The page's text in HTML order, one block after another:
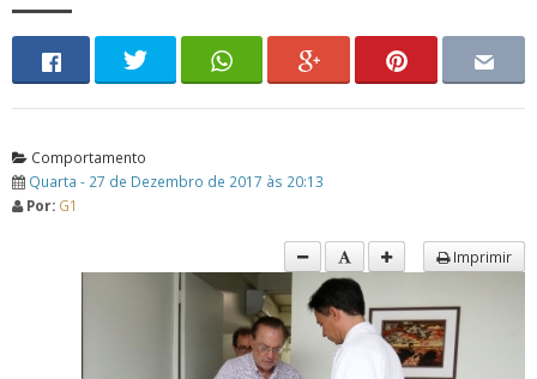
Comportamento
Quarta - 27 de Dezembro de 2017 às 20:13
Por: G1
Imprimir